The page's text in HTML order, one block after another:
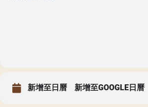
新增至日曆 新增至GOOGLE日曆